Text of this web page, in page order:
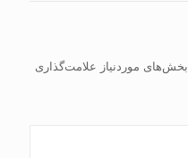
بخش‌های موردنیاز علامت‌گذاری